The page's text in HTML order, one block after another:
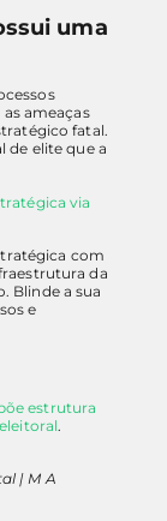
uma
ameaças
fatal.
de elite que a
via
com
da
Blinde a sua
e
estrutura
.
| M A